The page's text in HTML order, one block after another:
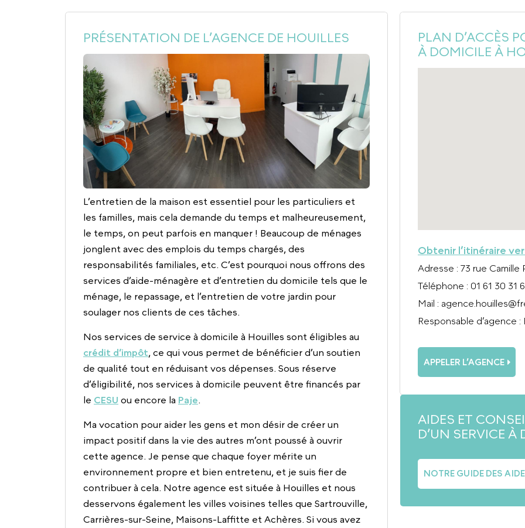
PRÉSENTATION DE L’AGENCE DE HOUILLES
L’entretien de la maison est essentiel pour les particuliers et
les familles, mais cela demande du temps et malheureusement,
le temps, on peut parfois en manquer ! Beaucoup de ménages
jonglent avec des emplois du temps chargés, des
responsabilités familiales, etc. C’est pourquoi nous offrons des
services d’aide-ménagère et d’entretien du domicile tels que le
ménage, le repassage, et l’entretien de votre jardin pour
soulager nos clients de ces tâches.
Nos services de service à domicile à Houilles sont éligibles au
crédit d’impôt, ce qui vous permet de bénéficier d’un soutien
de qualité tout en réduisant vos dépenses. Sous réserve
d’éligibilité, nos services à domicile peuvent être financés par
le CESU ou encore la Paje.
Ma vocation pour aider les gens et mon désir de créer un
impact positif dans la vie des autres m’ont poussé à ouvrir
cette agence. Je pense que chaque foyer mérite un
environnement propre et bien entretenu, et je suis fier de
contribuer à cela. Notre agence est située à Houilles et nous
desservons également les villes voisines telles que Sartrouville,
Carrières-sur-Seine, Maisons-Laffitte et Achères. Si vous avez
PLAN D’ACCÈS
À DOMICILE À
Obtenir l’itinéraire
Adresse : 73 rue
Téléphone : 01 61 30 31
Mail :
Responsable d’agence :
APPELER L’AGENCE
AIDES ET
D’UN SERVICE À
NOTRE GUIDE DES